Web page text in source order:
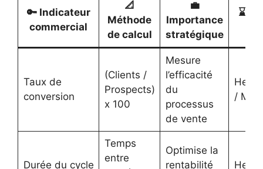
🔑 Indicateur
commercial
📐
Méthode
de calcul
💼
Importance
stratégique
⌛
Taux de
conversion
(Clients /
Prospects)
x 100
Mesure
l’efficacité
du
processus
de vente
/
Durée du cycle
Temps
entre
Optimise la
rentabilité